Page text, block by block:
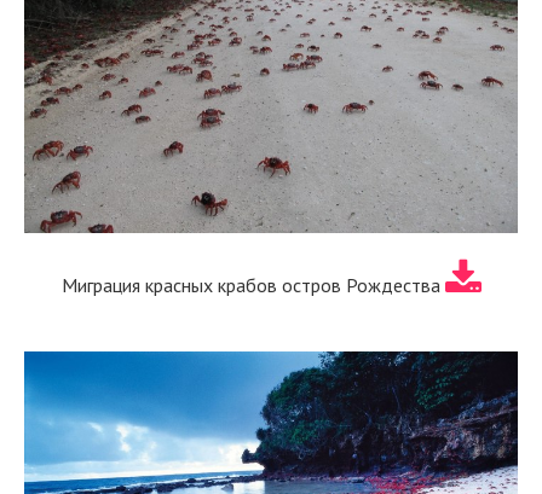
Миграция красных крабов остров Рождества